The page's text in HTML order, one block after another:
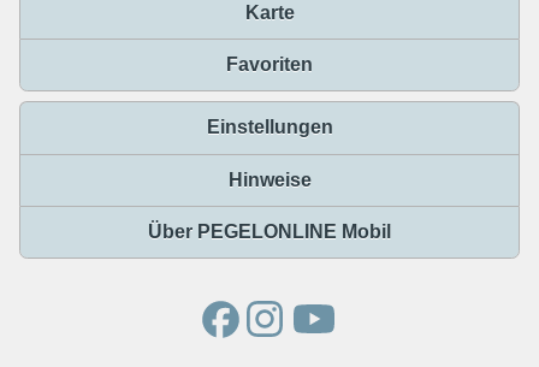
Karte
Favoriten
Einstellungen
Hinweise
Über PEGELONLINE Mobil